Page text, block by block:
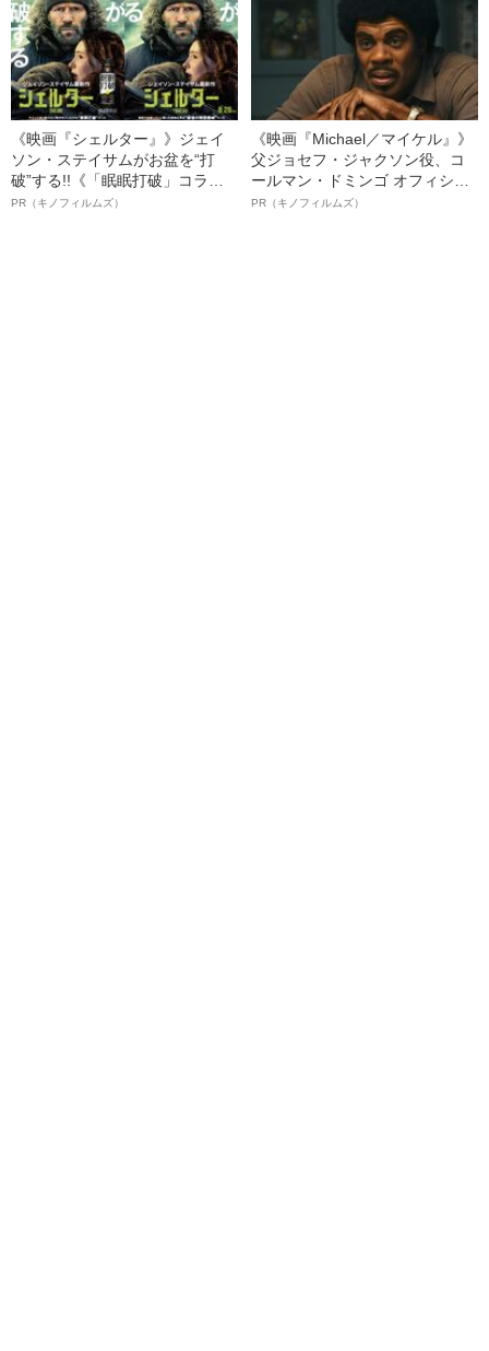
《映画『シェルター』》ジェイ
ソン・ステイサムがお盆を“打
破”する!!《「眠眠打破」コラ
ボ》
PR（キノフィルムズ）
《映画『Michael／マイケル』》
父ジョセフ・ジャクソン役、コ
ールマン・ドミンゴ オフィシャ
ルインタビュー“観客を魅了した
PR（キノフィルムズ）